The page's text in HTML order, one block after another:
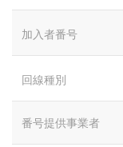
加入者番号
回線種別
番号提供事業者